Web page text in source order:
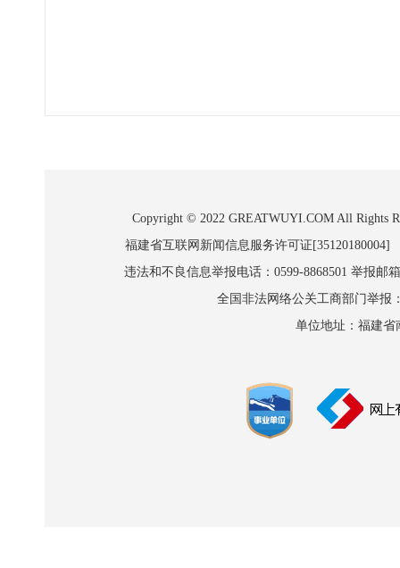
Copyright © 2022 GREATWUYI.COM All Rights
福建省互联网新闻信息服务许可证
违法和不良信息举报电话：0599-8868501 举报邮
全国非法网络公关工商部门举报
单位地址：福建省